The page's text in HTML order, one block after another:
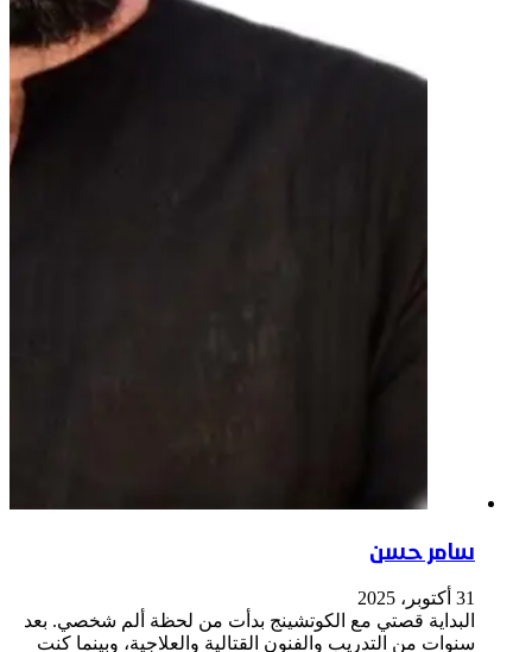
سامر حسن
31 أكتوبر، 2025
البداية قصتي مع الكوتشينج بدأت من لحظة ألم شخصي. بعد
سنوات من التدريب والفنون القتالية والعلاجية، وبينما كنت